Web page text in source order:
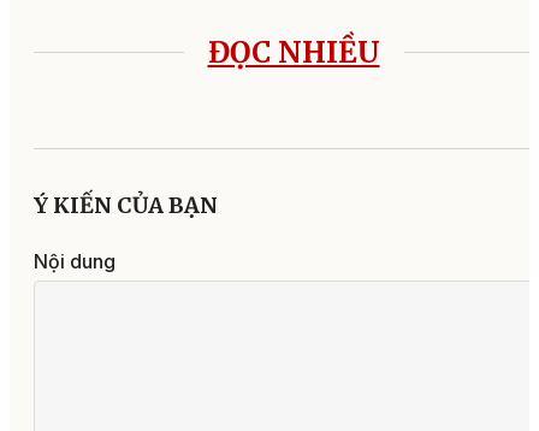
ĐỌC NHIỀU
Ý KIẾN CỦA BẠN
Nội dung